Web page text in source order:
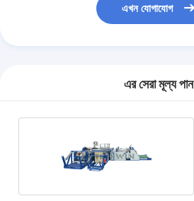
এখন যোগাযোগ
এর সেরা মূল্য পান